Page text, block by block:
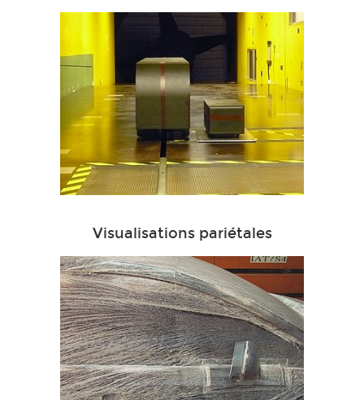
Visualisations pariétales